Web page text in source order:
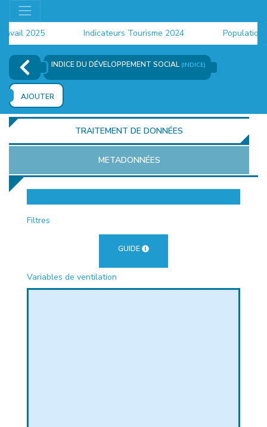
2025 Indicateurs Tourisme 2024 Population
INDICE DU DÉVELOPPEMENT SOCIAL (INDICE)
AJOUTER
TRAITEMENT DE DONNÉES
METADONNÉES
Filtres
GUIDE
Variables de ventilation